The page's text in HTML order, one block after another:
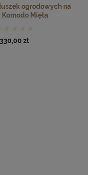
ogrodowych na
Komodo Mięta
330,00 zł